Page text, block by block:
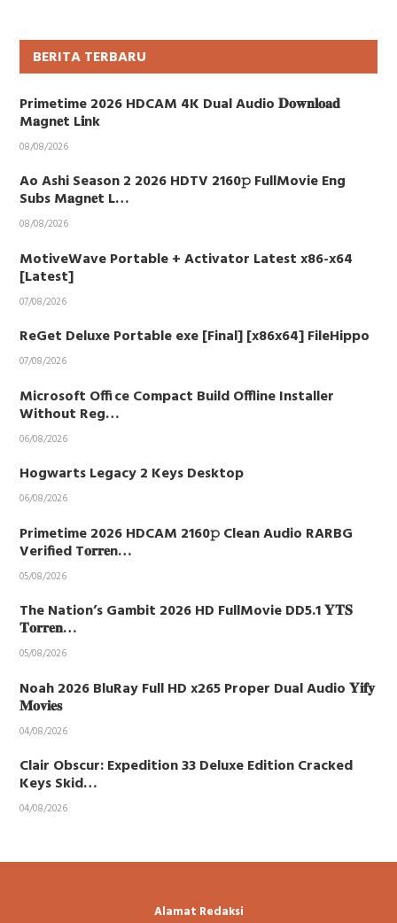
BERITA TERBARU
Primetime 2026 HDCAM 4K Dual Audio 𝐃𝐨𝐰𝐧𝐥𝐨𝐚𝐝
M𝐚gn𝐞t L𝐢nk
08/08/2026
Ao Ashi Season 2 2026 HDTV 2160𝚙 FullMovie Eng
Subs M𝐚gn𝐞t L…
08/08/2026
MotiveWave Portable + Activator Latest x86-x64
[Latest]
07/08/2026
ReGet Deluxe Portable exe [Final] [x86x64] FileHippo
07/08/2026
Microsoft Office Compact Build Offline Installer
Without Reg…
06/08/2026
Hogwarts Legacy 2 Keys Desktop
06/08/2026
Primetime 2026 HDCAM 2160𝚙 Clean Audio RARBG
Verified T𝐨𝐫𝐫𝐞n…
05/08/2026
The Nation’s Gambit 2026 HD FullMovie DD5.1 𝐘𝐓𝐒
𝐓𝐨𝐫𝐫𝐞𝐧…
05/08/2026
Noah 2026 BluRay Full HD x265 Proper Dual Audio 𝐘𝐢𝐟𝐲
𝐌𝐨𝐯𝐢𝐞𝐬
04/08/2026
Clair Obscur: Expedition 33 Deluxe Edition Cracked
Keys Skid…
04/08/2026
Alamat Redaksi